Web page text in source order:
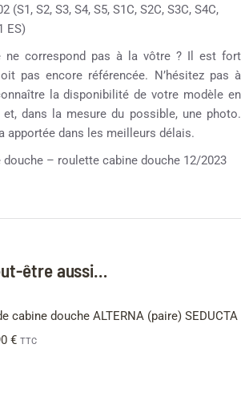
(S1, S2, S3, S4, S5, S1C, S2C, S3C, S4C,
ES)
ne correspond pas à la vôtre ? Il est fort
pas encore référencée. N’hésitez pas à
la disponibilité de votre modèle en
dans la mesure du possible, une photo.
apportée dans les meilleurs délais.
– roulette cabine douche 12/2023
être aussi…
cabine douche ALTERNA (paire) SEDUCTA
€ TTC